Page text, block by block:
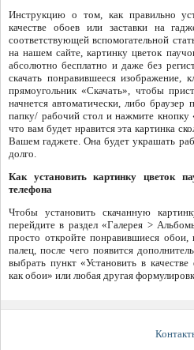
Инструкцию о том, как правильно
качестве обоев или заставки на
соответствующей вспомогательной
на нашем сайте, картинку цветок
абсолютно бесплатно и даже без
скачать понравившееся изображение,
прямоугольник «Скачать», чтобы
начнется автоматически, либо
папку/ рабочий стол и нажмите
что вам будет нравится эта картинка
Вашем гаджете. Она будет украшать
долго.
Как установить картинку цветок
телефона
Чтобы установить скачанную
перейдите в раздел «Галерея >
просто откройте понравившиеся
палец, после чего появится
выбрать пункт «Установить в
как обои» или любая другая